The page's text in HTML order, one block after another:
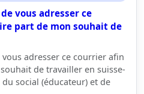
vous adresser ce
part de mon souhait de
adresser ce courrier afin
de travailler en suisse-
social (éducateur) et de